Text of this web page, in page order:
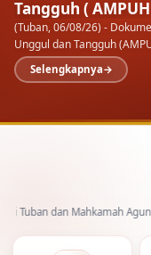
Setiap masa ada
Pengadilan Negeri Tuban
Tuban di Pendopo Kab.…
Selengkapnya
Mahkamah Agung Republik